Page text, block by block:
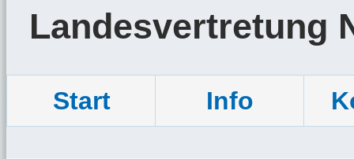
Landesvertretung
Start Info